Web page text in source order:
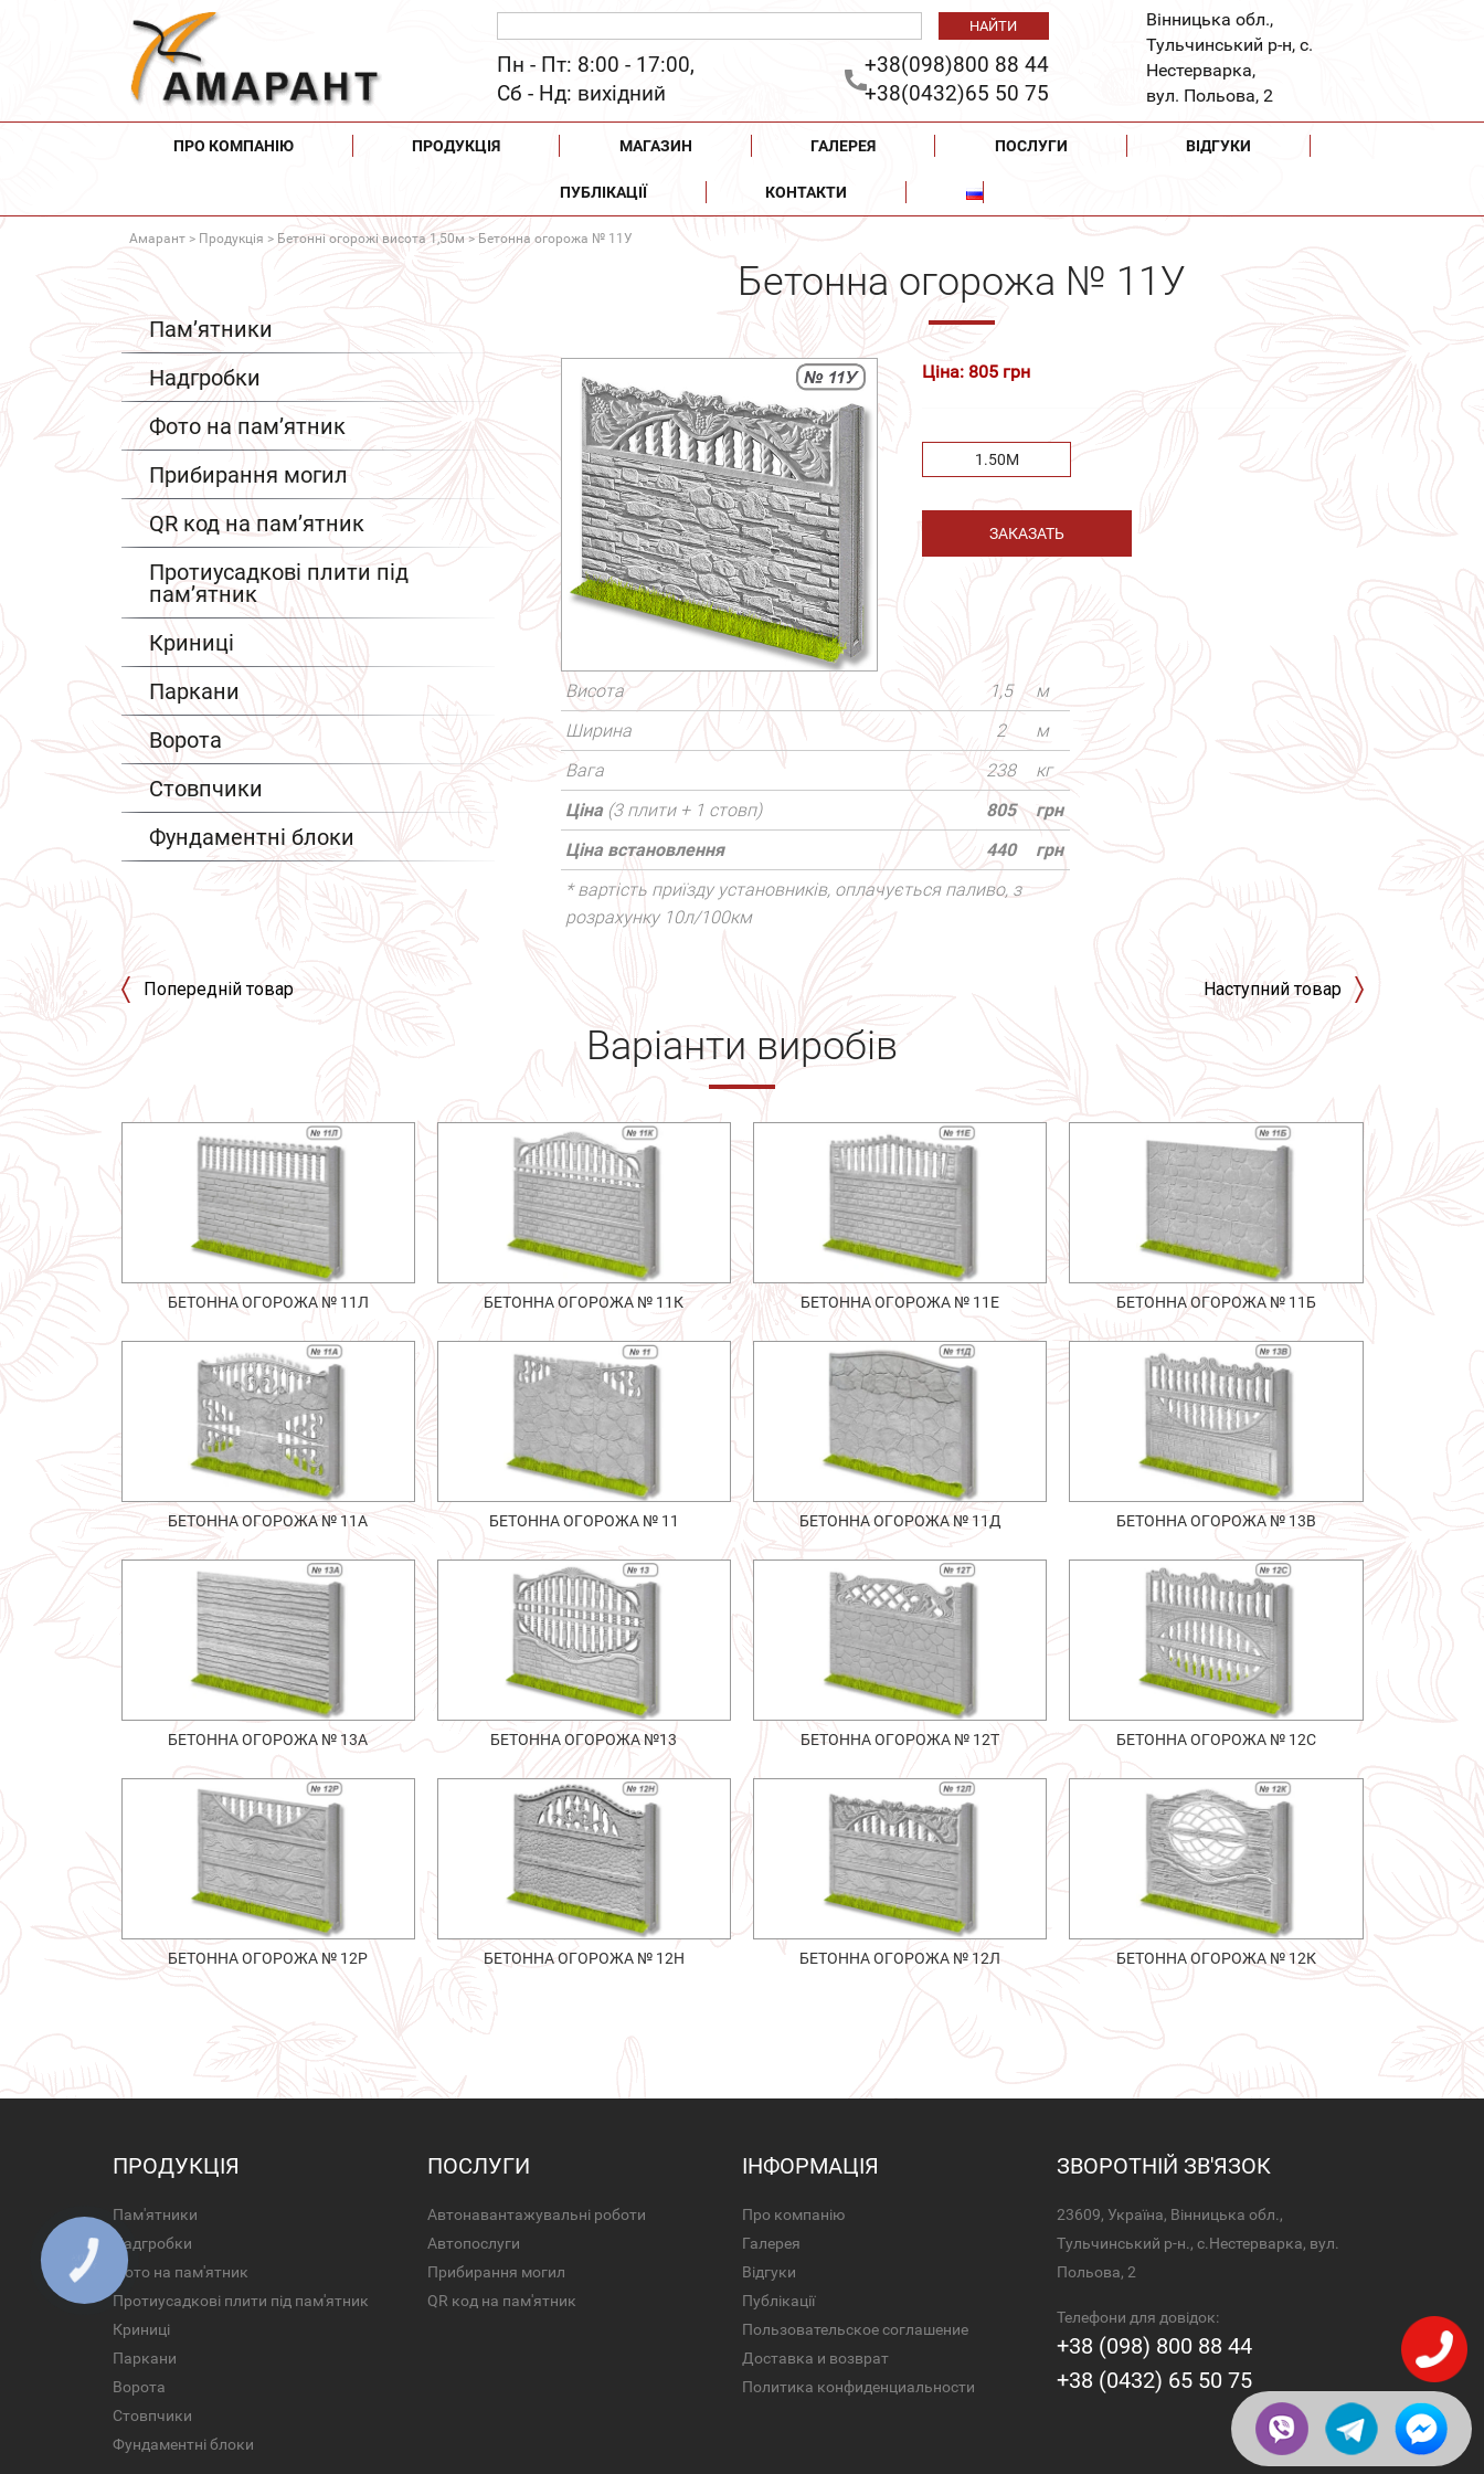
Пн - Пт: 8:00 - 17:00,
Сб - Нд: вихідний
+38(098)800 88 44
+38(0432)65 50 75
Вінницька обл.,
Тульчинський р-н, с.
Нестерварка,
вул. Польова, 2
ПРО КОМПАНІЮ ПРОДУКЦІЯ МАГАЗИН ГАЛЕРЕЯ ПОСЛУГИ ВІДГУКИ
ПУБЛІКАЦІЇ КОНТАКТИ
Амарант > Продукція > Бетонні огорожі висота 1,50м > Бетонна огорожа № 11У
Пам’ятники
Надгробки
Фото на пам’ятник
Прибирання могил
QR код на пам’ятник
Протиусадкові плити під
пам’ятник
Криниці
Паркани
Ворота
Стовпчики
Фундаментні блоки
Бетонна огорожа № 11У
Ціна: 805 грн
1.50М
ЗАКАЗАТЬ
Висота 1,5
м
Ширина
2
м
Вага
238
кг
Ціна (3 плити + 1 стовп) 805
грн
Ціна встановлення
440
грн
* вартість приїзду установників, оплачується паливо, з
розрахунку 10л/100км
Попередній товар Наступний товар
Варіанти виробів
БЕТОННА ОГОРОЖА № 11Л БЕТОННА ОГОРОЖА № 11К БЕТОННА ОГОРОЖА № 11Е БЕТОННА ОГОРОЖА № 11Б
БЕТОННА ОГОРОЖА № 11А БЕТОННА ОГОРОЖА № 11 БЕТОННА ОГОРОЖА № 11Д БЕТОННА ОГОРОЖА № 13В
БЕТОННА ОГОРОЖА № 13А БЕТОННА ОГОРОЖА №13 БЕТОННА ОГОРОЖА № 12Т БЕТОННА ОГОРОЖА № 12С
БЕТОННА ОГОРОЖА № 12Р БЕТОННА ОГОРОЖА № 12Н БЕТОННА ОГОРОЖА № 12Л БЕТОННА ОГОРОЖА № 12К
ПРОДУКЦІЯ
Пам'ятники
Надгробки
Фото на пам'ятник
Протиусадкові плити під пам'ятник
Криниці
Паркани
Ворота
Стовпчики
Фундаментні блоки
ПОСЛУГИ
Автонавантажувальні роботи
Автопослуги
Прибирання могил
QR код на пам'ятник
ІНФОРМАЦІЯ
Про компанію
Галерея
Відгуки
Публікації
Пользовательское соглашение
Доставка и возврат
Политика конфиденциальности
ЗВОРОТНІЙ ЗВ'ЯЗОК
23609, Україна, Вінницька обл.,
Тульчинський р-н., с.Нестерварка, вул.
Польова, 2
Телефони для довідок:
+38 (098) 800 88 44
+38 (0432) 65 50 75